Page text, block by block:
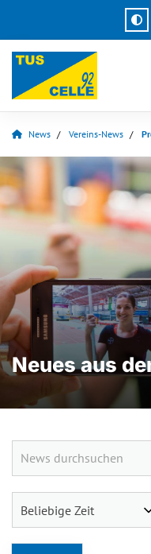
News Vereins-News
Neues aus